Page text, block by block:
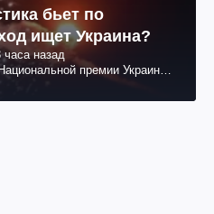
бьет по
ищет Украина?
часа назад
премии Украины